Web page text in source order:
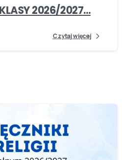
2026/2027…
Czytaj więcej